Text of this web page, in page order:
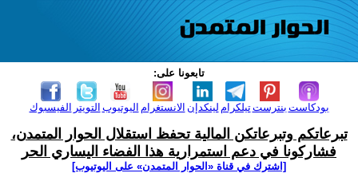
تابعونا على:
الفيسبوك التويتر اليوتيوب الانستغرام لينكدإن تيلكرامبنترست بودكاست
تبرعاتكم وتبرعاتكن المالية تحفظ استقلال الحوار المتمدن،
فشاركونا في دعم استمرارية هذا الفضاء اليساري الحر
[اشترك في قناة ‫«الحوار المتمدن» على اليوتيوب]